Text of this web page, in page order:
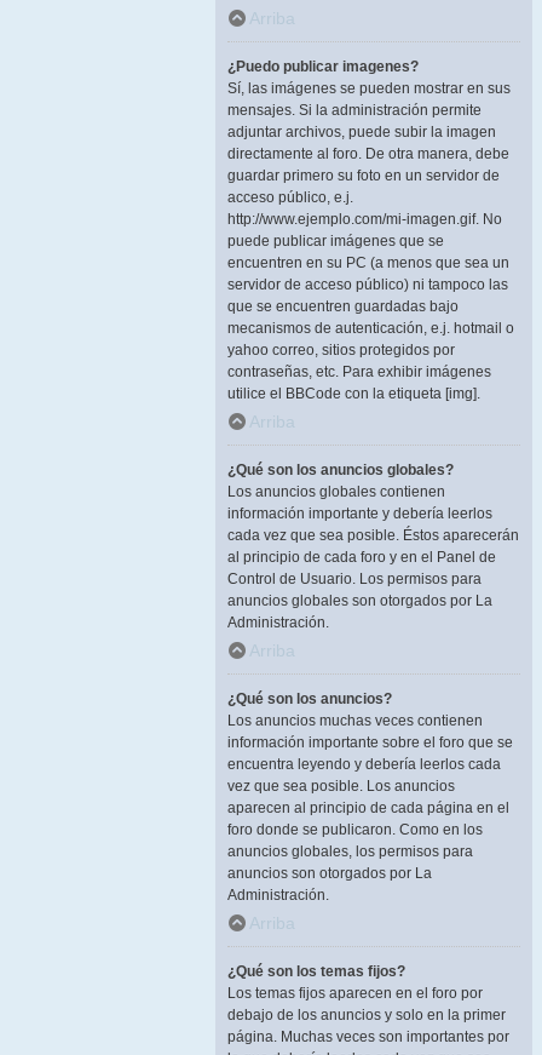
Arriba
¿Puedo publicar imagenes?
Sí, las imágenes se pueden mostrar en sus
mensajes. Si la administración permite
adjuntar archivos, puede subir la imagen
directamente al foro. De otra manera, debe
guardar primero su foto en un servidor de
acceso público, e.j.
http://www.ejemplo.com/mi-imagen.gif. No
puede publicar imágenes que se
encuentren en su PC (a menos que sea un
servidor de acceso público) ni tampoco las
que se encuentren guardadas bajo
mecanismos de autenticación, e.j. hotmail o
yahoo correo, sitios protegidos por
contraseñas, etc. Para exhibir imágenes
utilice el BBCode con la etiqueta [img].
Arriba
¿Qué son los anuncios globales?
Los anuncios globales contienen
información importante y debería leerlos
cada vez que sea posible. Éstos aparecerán
al principio de cada foro y en el Panel de
Control de Usuario. Los permisos para
anuncios globales son otorgados por La
Administración.
Arriba
¿Qué son los anuncios?
Los anuncios muchas veces contienen
información importante sobre el foro que se
encuentra leyendo y debería leerlos cada
vez que sea posible. Los anuncios
aparecen al principio de cada página en el
foro donde se publicaron. Como en los
anuncios globales, los permisos para
anuncios son otorgados por La
Administración.
Arriba
¿Qué son los temas fijos?
Los temas fijos aparecen en el foro por
debajo de los anuncios y solo en la primer
página. Muchas veces son importantes por